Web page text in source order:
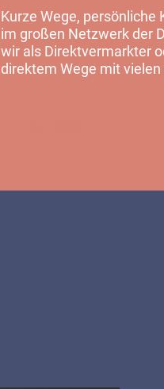
Kurze Wege, persönliche
im großen Netzwerk der
wir als Direktvermarkter
direktem Wege mit